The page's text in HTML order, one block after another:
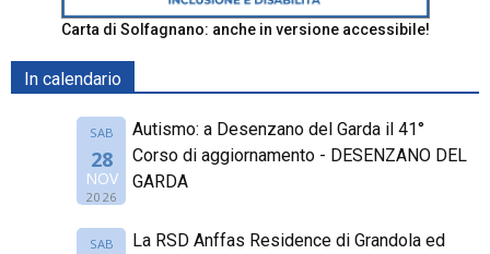
Carta di Solfagnano: anche in versione accessibile!
In calendario
SAB
28
NOV
2026
Autismo: a Desenzano del Garda il 41°
Corso di aggiornamento - DESENZANO DEL
GARDA
SAB
La RSD Anffas Residence di Grandola ed